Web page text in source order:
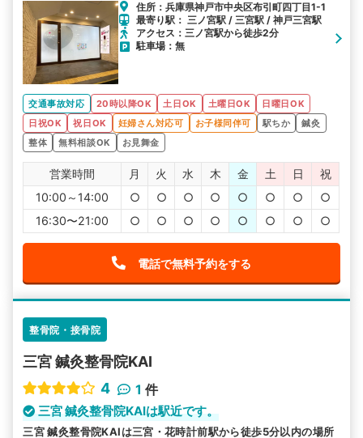
住所：兵庫県神戸市中央区布引町四丁目1-1
最寄り駅： 三ノ宮駅 / 三宮駅 / 神戸三宮駅
アクセス：三ノ宮駅から徒歩2分
駐車場：無
交通事故対応 20時以降OK 土日OK 土曜日OK
日曜日OK
日祝OK
祝日OK 妊婦さん対応可 お子様同伴可 駅ちか
鍼灸
整体
無料相談OK お見舞金
営業時間 月 火 水 木 金 土 日
祝
10:00～14:00
○ ○ ○ ○ ○ ○ ○
○
16:30〜21:00
○ ○ ○ ○ ○ ○ ○ ○
電話で無料予約をする
整骨院・接骨院
三宮 鍼灸整骨院KAI
4
1 件
三宮 鍼灸整骨院KAIは駅近です。
三宮 鍼灸整骨院KAIは三宮・花時計前駅から徒歩5分以内の場所